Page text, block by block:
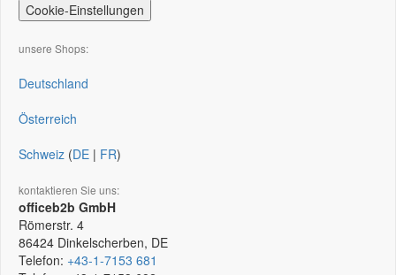
Cookie-Einstellungen
unsere Shops:
Deutschland
Österreich
Schweiz (DE | FR)
kontaktieren Sie uns:
officeb2b GmbH
Römerstr. 4
86424 Dinkelscherben, DE
Telefon: +43-1-7153 681